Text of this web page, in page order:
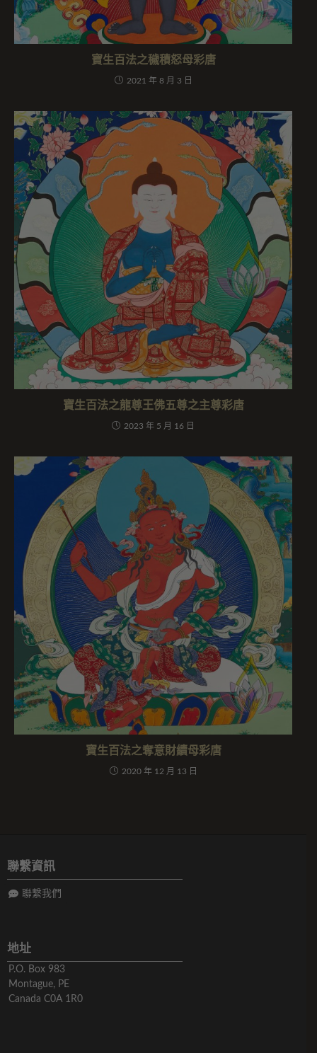
寶生百法之穢積怒母彩唐
2021 年 8 月 3 日
寶生百法之龍尊王佛五尊之主尊彩唐
2023 年 5 月 16 日
寶生百法之奪意財續母彩唐
2020 年 12 月 13 日
聯繫資訊
聯繫我們
地址
P.O. Box 983
Montague, PE
Canada C0A 1R0